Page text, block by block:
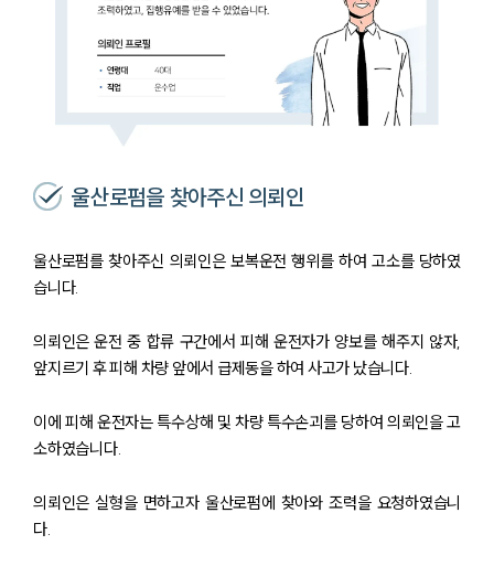
울산로펌을 찾아주신 의뢰인
울산로펌를 찾아주신 의뢰인은 보복운전 행위를 하여 고소를 당하였
습니다.
의뢰인은 운전 중 합류 구간에서 피해 운전자가 양보를 해주지 않자,
앞지르기 후 피해 차량 앞에서 급제동을 하여 사고가 났습니다.
이에 피해 운전자는 특수상해 및 차량 특수손괴를 당하여 의뢰인을 고
소하였습니다.
의뢰인은 실형을 면하고자 울산로펌에 찾아와 조력을 요청하였습니
다.